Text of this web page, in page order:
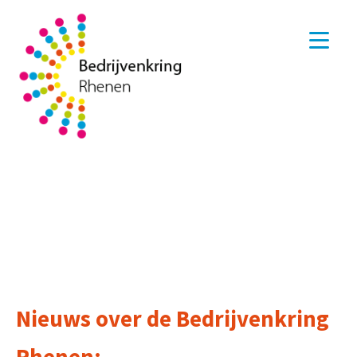
Nieuws over de Bedrijvenkring